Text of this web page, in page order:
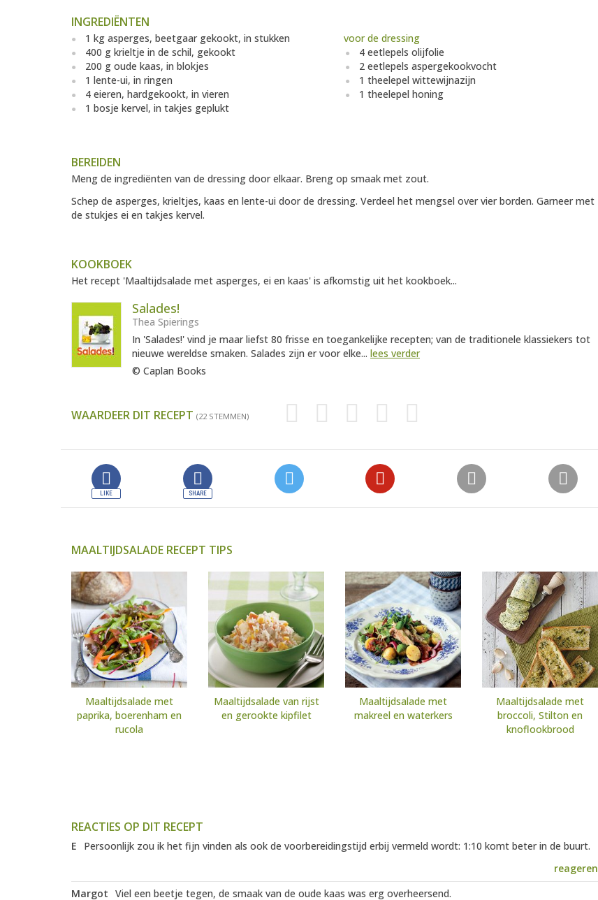
INGREDIËNTEN
1 kg asperges, beetgaar gekookt, in stukken
400 g krieltje in de schil, gekookt
200 g oude kaas, in blokjes
1 lente-ui, in ringen
4 eieren, hardgekookt, in vieren
1 bosje kervel, in takjes geplukt
voor de dressing
4 eetlepels olijfolie
2 eetlepels aspergekookvocht
1 theelepel wittewijnazijn
1 theelepel honing
BEREIDEN
Meng de ingrediënten van de dressing door elkaar. Breng op smaak met zout.
Schep de asperges, krieltjes, kaas en lente-ui door de dressing. Verdeel het mengsel over vier borden. Garneer met
de stukjes ei en takjes kervel.
KOOKBOEK
Het recept 'Maaltijdsalade met asperges, ei en kaas' is afkomstig uit het kookboek...
Salades!
Thea Spierings
In 'Salades!' vind je maar liefst 80 frisse en toegankelijke recepten; van de traditionele klassiekers tot
nieuwe wereldse smaken. Salades zijn er voor elke... lees verder
© Caplan Books
WAARDEER DIT RECEPT (22 STEMMEN)
MAALTIJDSALADE RECEPT TIPS
Maaltijdsalade met
paprika, boerenham en
rucola
Maaltijdsalade van rijst
en gerookte kipfilet
Maaltijdsalade met
makreel en waterkers
Maaltijdsalade met
broccoli, Stilton en
knoflookbrood
REACTIES OP DIT RECEPT
E
Persoonlijk zou ik het fijn vinden als ook de voorbereidingstijd erbij vermeld wordt: 1:10 komt beter in de buurt.
reageren
Margot Viel een beetje tegen, de smaak van de oude kaas was erg overheersend.